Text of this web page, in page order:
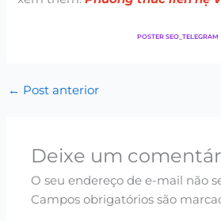
POSTER SEO_TELEGRAM
← Post anterior
Deixe um
O seu endereço de e-mail não
Campos obrigatórios são